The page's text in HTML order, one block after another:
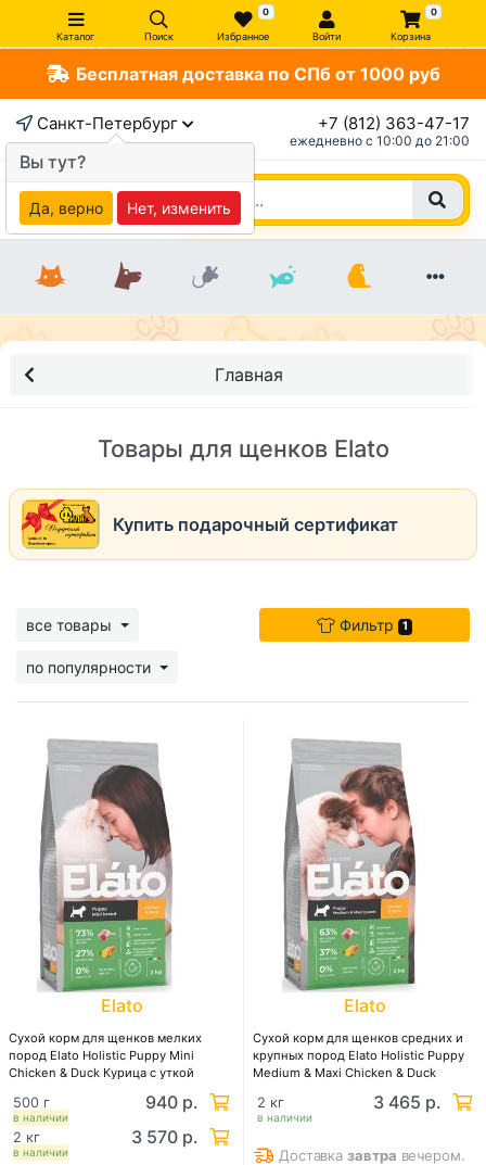
Каталог Поиск
0
Избранное Войти
0
Корзина
Бесплатная доставка по СПб от 1000 руб
Санкт-Петербург +7 (812) 363-47-17
ежедневно c 10:00 до 21:00
Главная
Товары для щенков Elato
Купить подарочный сертификат
все товары
по популярности
Фильтр 1
Elato
Сухой корм для щенков мелких
пород Elato Holistic Puppy Mini
Chicken & Duck Курица с уткой
в наличии
500 г 940 р.
в наличии
2 кг 3 570 р.
Elato
Сухой корм для щенков средних и
крупных пород Elato Holistic Puppy
Medium & Maxi Chicken & Duck
в наличии
2 кг 3 465 р.
Доставказавтра вечером.
Вы тут?
Да, верно Нет, изменить